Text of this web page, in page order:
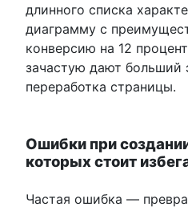
длинного списка
диаграмму с
конверсию на 12
зачастую дают больший
переработка страницы.
Ошибки при
которых стоит
Частая ошибка —